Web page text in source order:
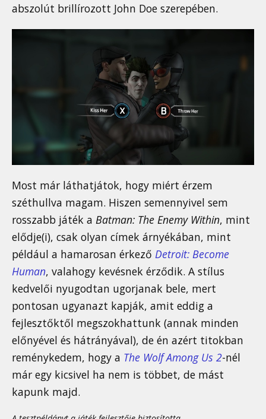
abszolút brillírozott John Doe szerepében.
Most már láthatjátok, hogy miért érzem
széthullva magam. Hiszen semennyivel sem
rosszabb játék a Batman: The Enemy Within, mint
elődje(i), csak olyan címek árnyékában, mint
például a hamarosan érkező Detroit: Become
Human, valahogy kevésnek érződik. A stílus
kedvelői nyugodtan ugorjanak bele, mert
pontosan ugyanazt kapják, amit eddig a
fejlesztőktől megszokhattunk (annak minden
előnyével és hátrányával), de én azért titokban
reménykedem, hogy a The Wolf Among Us 2-nél
már egy kicsivel ha nem is többet, de mást
kapunk majd.